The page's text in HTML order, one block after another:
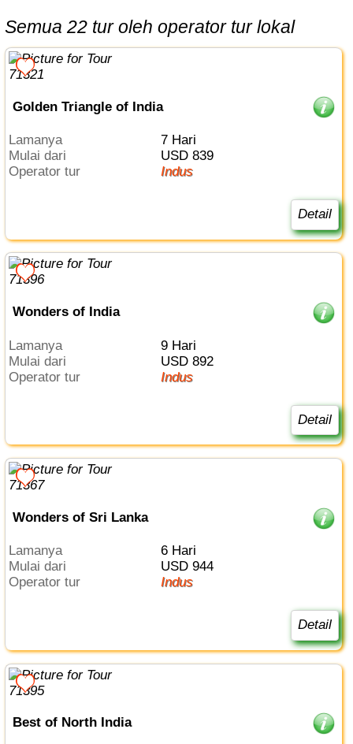
Semua 22 tur oleh operator tur lokal
Golden Triangle of India
Lamanya
7 Hari
Mulai dari
USD 839
Operator tur
Indus
Detail
Wonders of India
Lamanya
9 Hari
Mulai dari
USD 892
Operator tur
Indus
Detail
Wonders of Sri Lanka
Lamanya
6 Hari
Mulai dari
USD 944
Operator tur
Indus
Detail
Best of North India